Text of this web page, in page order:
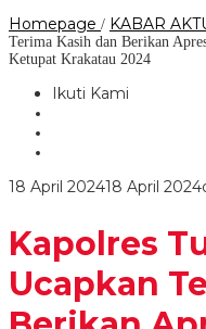
Homepage / KABAR
Terima Kasih dan Berikan
Ketupat Krakatau 2024
Ikuti Kami
18 April 202418 April 2024
Kapolres
Ucapkan